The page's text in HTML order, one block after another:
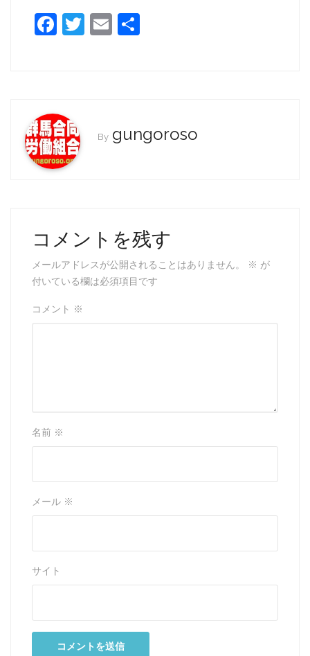
F
b
o
o
k
T E
By gungoroso
コメントを残す
メールアドレスが公開されることはありません。 ※ が
付いている欄は必須項目です
コメント ※
名前 ※
メール ※
サイト